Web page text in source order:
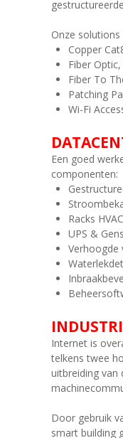
Onze
Copper
Fiber
Fiber To
Patching
Wi-Fi
Een goed
componenten:
Racks
UPS &
Verhoogde
Internet is
telkens twee
uitbreiding van
Door gebruik
smart building